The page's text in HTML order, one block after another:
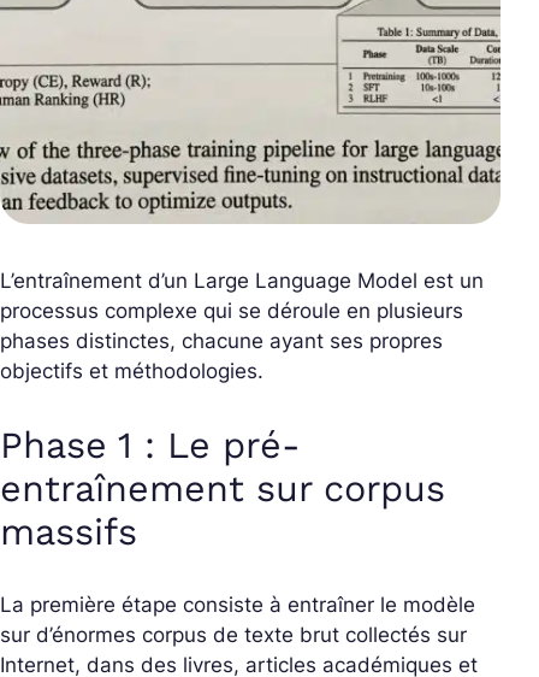
L’entraînement d’un Large Language Model est un
processus complexe qui se déroule en plusieurs
phases distinctes, chacune ayant ses propres
objectifs et méthodologies.
Phase 1 : Le pré-
entraînement sur corpus
massifs
La première étape consiste à entraîner le modèle
sur d’énormes corpus de texte brut collectés sur
Internet, dans des livres, articles académiques et